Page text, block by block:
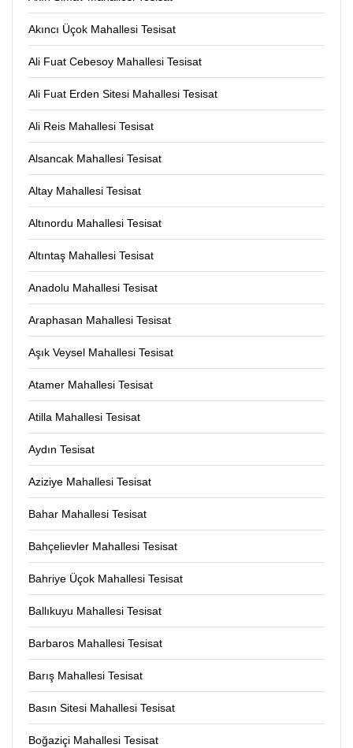
Akıncı Üçok Mahallesi Tesisat
Ali Fuat Cebesoy Mahallesi Tesisat
Ali Fuat Erden Sitesi Mahallesi Tesisat
Ali Reis Mahallesi Tesisat
Alsancak Mahallesi Tesisat
Altay Mahallesi Tesisat
Altınordu Mahallesi Tesisat
Altıntaş Mahallesi Tesisat
Anadolu Mahallesi Tesisat
Araphasan Mahallesi Tesisat
Aşık Veysel Mahallesi Tesisat
Atamer Mahallesi Tesisat
Atilla Mahallesi Tesisat
Aydın Tesisat
Aziziye Mahallesi Tesisat
Bahar Mahallesi Tesisat
Bahçelievler Mahallesi Tesisat
Bahriye Üçok Mahallesi Tesisat
Ballıkuyu Mahallesi Tesisat
Barbaros Mahallesi Tesisat
Barış Mahallesi Tesisat
Basın Sitesi Mahallesi Tesisat
Boğaziçi Mahallesi Tesisat